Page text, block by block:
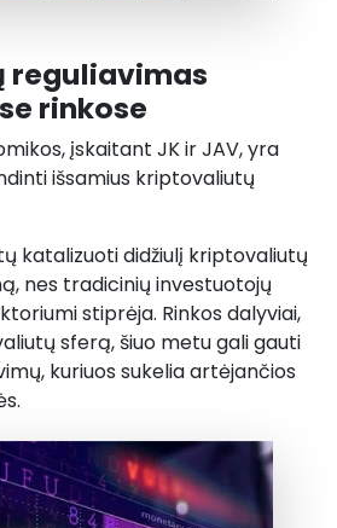
reguliavimas
rinkose
įskaitant JK ir JAV, yra
išsamius kriptovaliutų
katalizuoti didžiulį kriptovaliutų
nes tradicinių investuotojų
stiprėja. Rinkos dalyviai,
sferą, šiuo metu gali gauti
kuriuos sukelia artėjančios